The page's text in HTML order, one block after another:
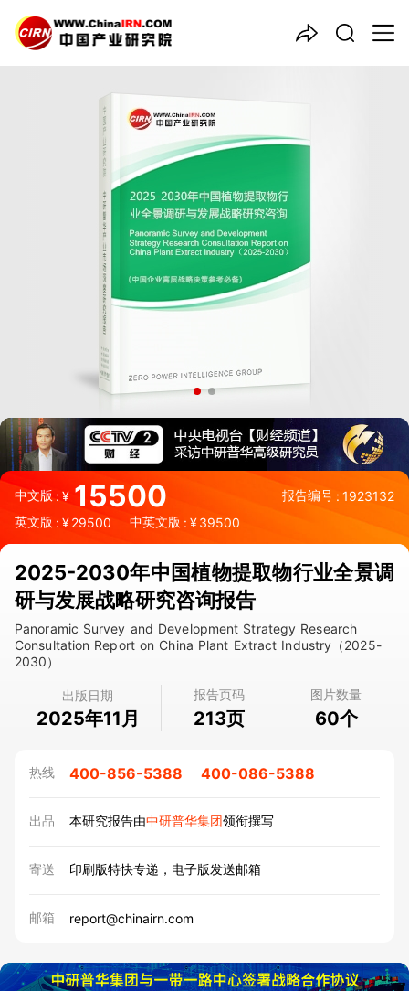
中文版:¥ 15500 报告编号 : 1923132
英文版 : ¥29500 中英文版 : ¥39500
2025-2030年中国植物提取物行业全景调
研与发展战略研究咨询报告
Panoramic Survey and Development Strategy Research
Consultation Report on China Plant Extract Industry（2025-
2030）
出版日期
2025年11月
报告页码
213页
图片数量
60个
热线 400-856-5388 400-086-5388
出品 本研究报告由中研普华集团领衔撰写
寄送 印刷版特快专递，电子版发送邮箱
邮箱 report@chinairn.com
中国产业咨询领导者
2025-2030年中国
物行业全景调研与发展战略研
究咨询报告
品质保障，一年免费更新维护
出版日期：2025年11月
《2025-2030年中国植物提取物行业全景调研与发展战略研究咨
询报告》由中研普华植物提取物行业分析专家领衔撰写，主要分析
了植物提取物行业的市场规模、发展现状与投资前景，同时对植物
提取物行业的未来发展做出科学的趋势预测和专业的植物提取物行
业数据分析，帮助客户评估植物提取物行业投资价值。
27年研究经验，深度洞察行业驱动力
多元化、高学历的实战型精英团队